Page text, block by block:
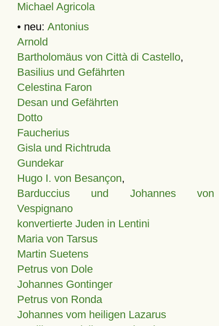
Michael Agricola
• neu: Antonius
Arnold
Bartholomäus von Città di Castello,
Basilius und Gefährten
Celestina Faron
Desan und Gefährten
Dotto
Faucherius
Gisla und Richtruda
Gundekar
Hugo I. von Besançon,
Barduccius und Johannes von
Vespignano
konvertierte Juden in Lentini
Maria von Tarsus
Martin Suetens
Petrus von Dole
Johannes Gontinger
Petrus von Ronda
Johannes vom heiligen Lazarus